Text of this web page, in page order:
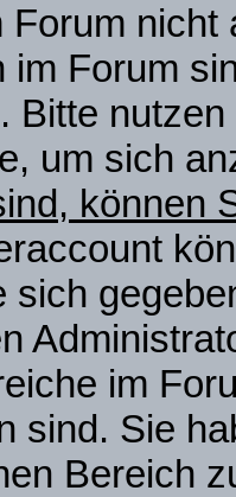
Forum nicht
im Forum
Bitte
um sich
können
sich
im
sind. Sie
Bereich